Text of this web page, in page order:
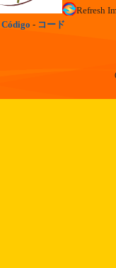
Refresh
Código - コード